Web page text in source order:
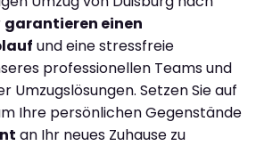
garantieren einen
und eine stressfreie
professionellen Teams und
Umzugslösungen. Setzen Sie auf
Ihre persönlichen Gegenstände
an Ihr neues Zuhause zu